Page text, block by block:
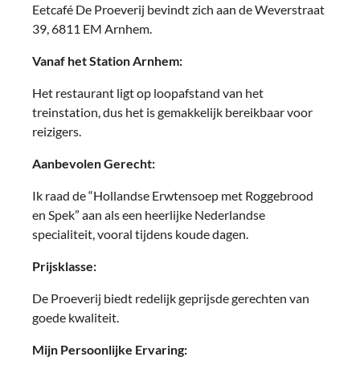
Eetcafé De Proeverij bevindt zich aan de Weverstraat
39, 6811 EM Arnhem.
Vanaf het Station Arnhem:
Het restaurant ligt op loopafstand van het
treinstation, dus het is gemakkelijk bereikbaar voor
reizigers.
Aanbevolen Gerecht:
Ik raad de “Hollandse Erwtensoep met Roggebrood
en Spek” aan als een heerlijke Nederlandse
specialiteit, vooral tijdens koude dagen.
Prijsklasse:
De Proeverij biedt redelijk geprijsde gerechten van
goede kwaliteit.
Mijn Persoonlijke Ervaring: